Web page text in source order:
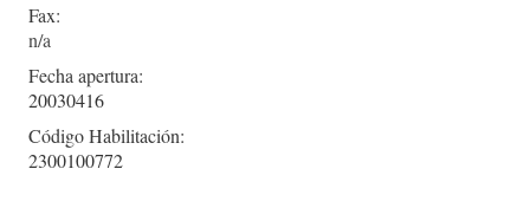
Fax:
Fecha apertura:
20030416
Código Habilitación:
2300100772